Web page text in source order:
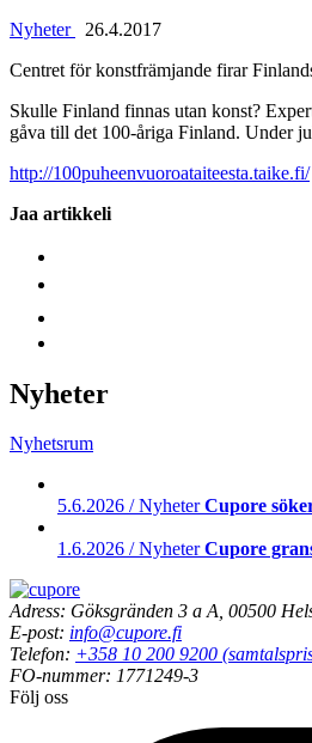
Nyheter
26.4.2017
Centret för konstfrämjande firar
Skulle Finland finnas utan konst?
gåva till det 100-åriga Finland. Under
http://100puheenvuoroataiteesta.taike.fi/
Jaa artikkeli
Nyheter
Nyhetsrum
5.6.2026 / NyheterCupore
1.6.2026 / NyheterCupore
Adress: Göksgränden 3 a A, 00500
E-post: info@cupore.fi
Telefon: +358 10 200 9200
FO-nummer: 1771249-3
Följ oss